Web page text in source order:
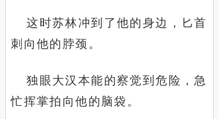
这时苏林冲到了他的身边，匕首
刺向他的脖颈。
独眼大汉本能的察觉到危险，急
忙挥掌拍向他的脑袋。